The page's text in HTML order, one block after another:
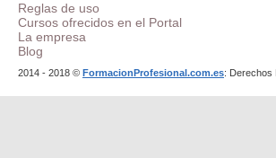
Reglas de uso
Cursos ofrecidos en el Portal
La empresa
Blog
2014 - 2018 © FormacionProfesional.com.es: Derechos